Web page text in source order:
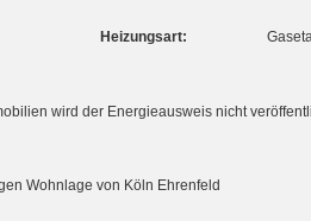
Heizungsart:
wird der Energieausweis nicht
Wohnlage von Köln Ehrenfeld